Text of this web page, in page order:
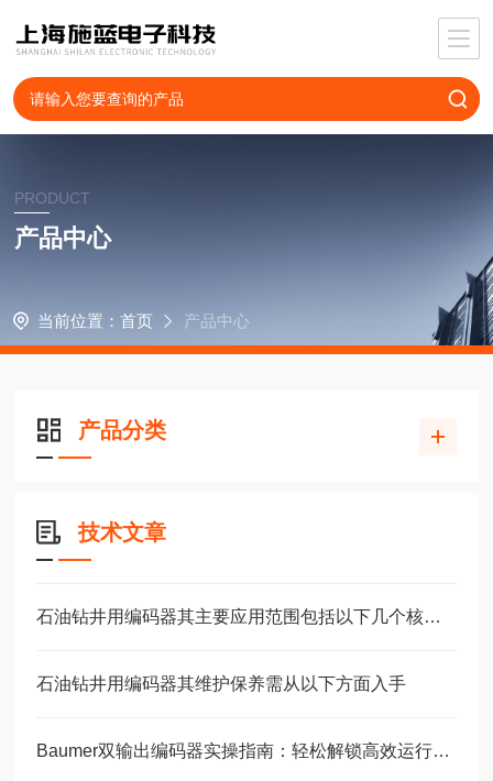
PRODUCT
产品中心
当前位置： 首页 产品中心
产品分类
技术文章
石油钻井用编码器其主要应用范围包括以下几个核心场景
石油钻井用编码器其维护保养需从以下方面入手
Baumer双输出编码器实操指南：轻松解锁高效运行的核心步骤！